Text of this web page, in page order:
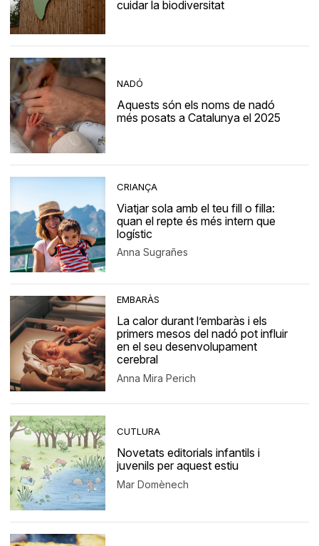
cuidar la biodiversitat
NADÓ
Aquests són els noms de nadó
més posats a Catalunya el 2025
CRIANÇA
Viatjar sola amb el teu fill o filla:
quan el repte és més intern que
logístic
Anna Sugrañes
EMBARÀS
La calor durant l’embaràs i els
primers mesos del nadó pot influir
en el seu desenvolupament
cerebral
Anna Mira Perich
CUTLURA
Novetats editorials infantils i
juvenils per aquest estiu
Mar Domènech